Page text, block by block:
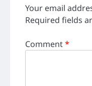
Your email
Required fields
Comment*